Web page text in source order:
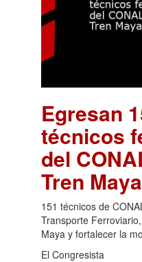
Egresan
técnicos
del
Tren Maya
151 técnicos de
Transporte
Maya y fortalecer la
El Congresista